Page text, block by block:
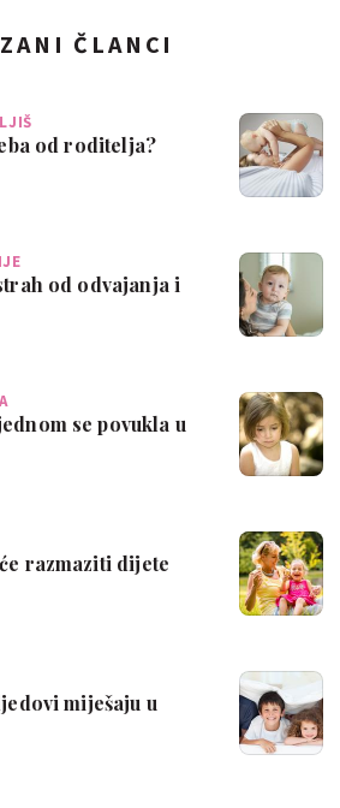
ČLANCI
od roditelja?
od odvajanja i
se povukla u
razmaziti dijete
miješaju u